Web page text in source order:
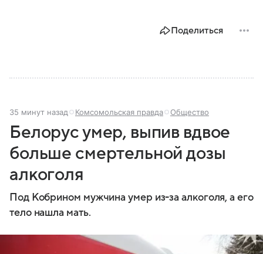
Поделиться
35 минут назад Комсомольская правда Общество
Белорус умер, выпив вдвое
больше смертельной дозы
алкоголя
Под Кобрином мужчина умер из-за алкоголя, а его
тело нашла мать.